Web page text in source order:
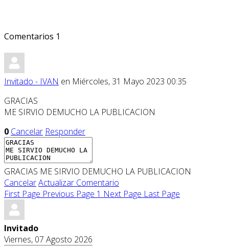
Comentarios 1
Invitado - IVAN en Miércoles, 31 Mayo 2023 00:35
GRACIAS
ME SIRVIO DEMUCHO LA PUBLICACION
0 Cancelar Responder
GRACIAS ME SIRVIO DEMUCHO LA PUBLICACION
CancelarActualizar Comentario
First Page Previous Page 1 Next Page Last Page
Invitado
Viernes, 07 Agosto 2026